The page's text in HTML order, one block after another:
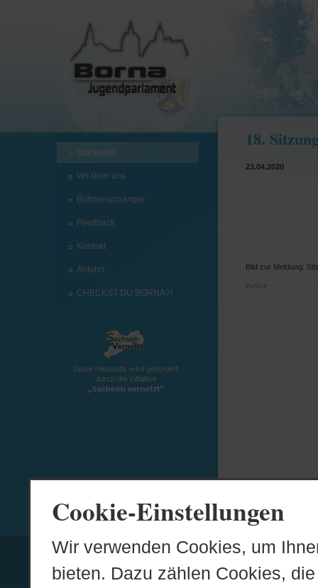
Cookie-Einstellungen
Wir verwenden Cookies, um
bieten. Dazu zählen Cookies,
Startseite
Wir über uns
Bühnenanhänger
Feedback
Kontakt
Anfahrt
CHECKST DU BORNA?!
18.
23.04.2020
Bild zur Meldung:
zurück